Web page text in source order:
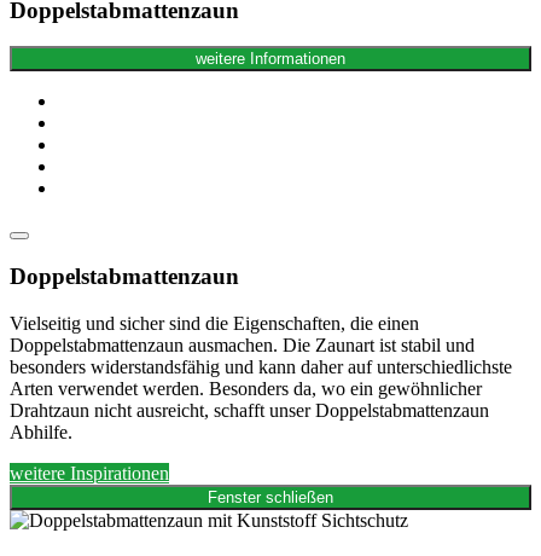
Doppelstabmattenzaun
weitere Informationen
Doppelstabmattenzaun
Vielseitig und sicher sind die Eigenschaften, die einen
Doppelstabmattenzaun ausmachen. Die Zaunart ist stabil und
besonders widerstandsfähig und kann daher auf unterschiedlichste
Arten verwendet werden. Besonders da, wo ein gewöhnlicher
Drahtzaun nicht ausreicht, schafft unser Doppelstabmattenzaun
Abhilfe.
weitere Inspirationen
Fenster schließen